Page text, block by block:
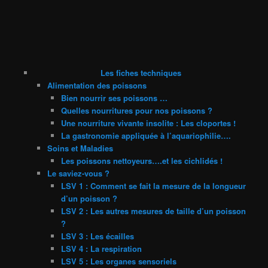
Les fiches techniques
Alimentation des poissons
Bien nourrir ses poissons …
Quelles nourritures pour nos poissons ?
Une nourriture vivante insolite : Les cloportes !
La gastronomie appliquée à l’aquariophilie….
Soins et Maladies
Les poissons nettoyeurs….et les cichlidés !
Le saviez-vous ?
LSV 1 : Comment se fait la mesure de la longueur
d’un poisson ?
LSV 2 : Les autres mesures de taille d’un poisson
?
LSV 3 : Les écailles
LSV 4 : La respiration
LSV 5 : Les organes sensoriels